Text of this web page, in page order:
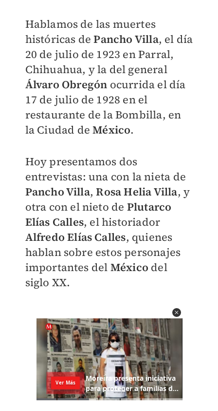
Hablamos de las muertes
históricas dePancho Villa, el día
20 de julio de 1923 en Parral,
Chihuahua, y la del general
Álvaro Obregón ocurrida el día
17 de julio de 1928 en el
restaurante de la Bombilla, en
la Ciudad deMéxico.
Hoy presentamos dos
entrevistas: una con la nieta de
Pancho Villa,Rosa Helia Villa, y
otra con el nieto de Plutarco
Elías Calles, el historiador
Alfredo Elías Calles, quienes
hablan sobre estos personajes
importantes del México del
siglo XX.